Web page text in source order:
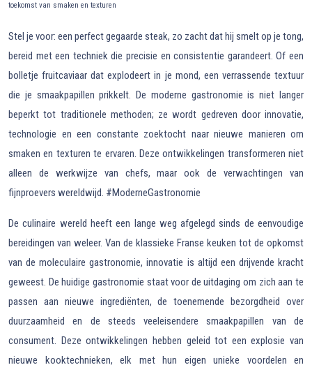
toekomst van smaken en texturen
Stel je voor: een perfect gegaarde steak, zo zacht dat hij smelt op je tong,
bereid met een techniek die precisie en consistentie garandeert. Of een
bolletje fruitcaviaar dat explodeert in je mond, een verrassende textuur
die je smaakpapillen prikkelt. De moderne gastronomie is niet langer
beperkt tot traditionele methoden; ze wordt gedreven door innovatie,
technologie en een constante zoektocht naar nieuwe manieren om
smaken en texturen te ervaren. Deze ontwikkelingen transformeren niet
alleen de werkwijze van chefs, maar ook de verwachtingen van
fijnproevers wereldwijd. #ModerneGastronomie
De culinaire wereld heeft een lange weg afgelegd sinds de eenvoudige
bereidingen van weleer. Van de klassieke Franse keuken tot de opkomst
van de moleculaire gastronomie, innovatie is altijd een drijvende kracht
geweest. De huidige gastronomie staat voor de uitdaging om zich aan te
passen aan nieuwe ingrediënten, de toenemende bezorgdheid over
duurzaamheid en de steeds veeleisendere smaakpapillen van de
consument. Deze ontwikkelingen hebben geleid tot een explosie van
nieuwe kooktechnieken, elk met hun eigen unieke voordelen en